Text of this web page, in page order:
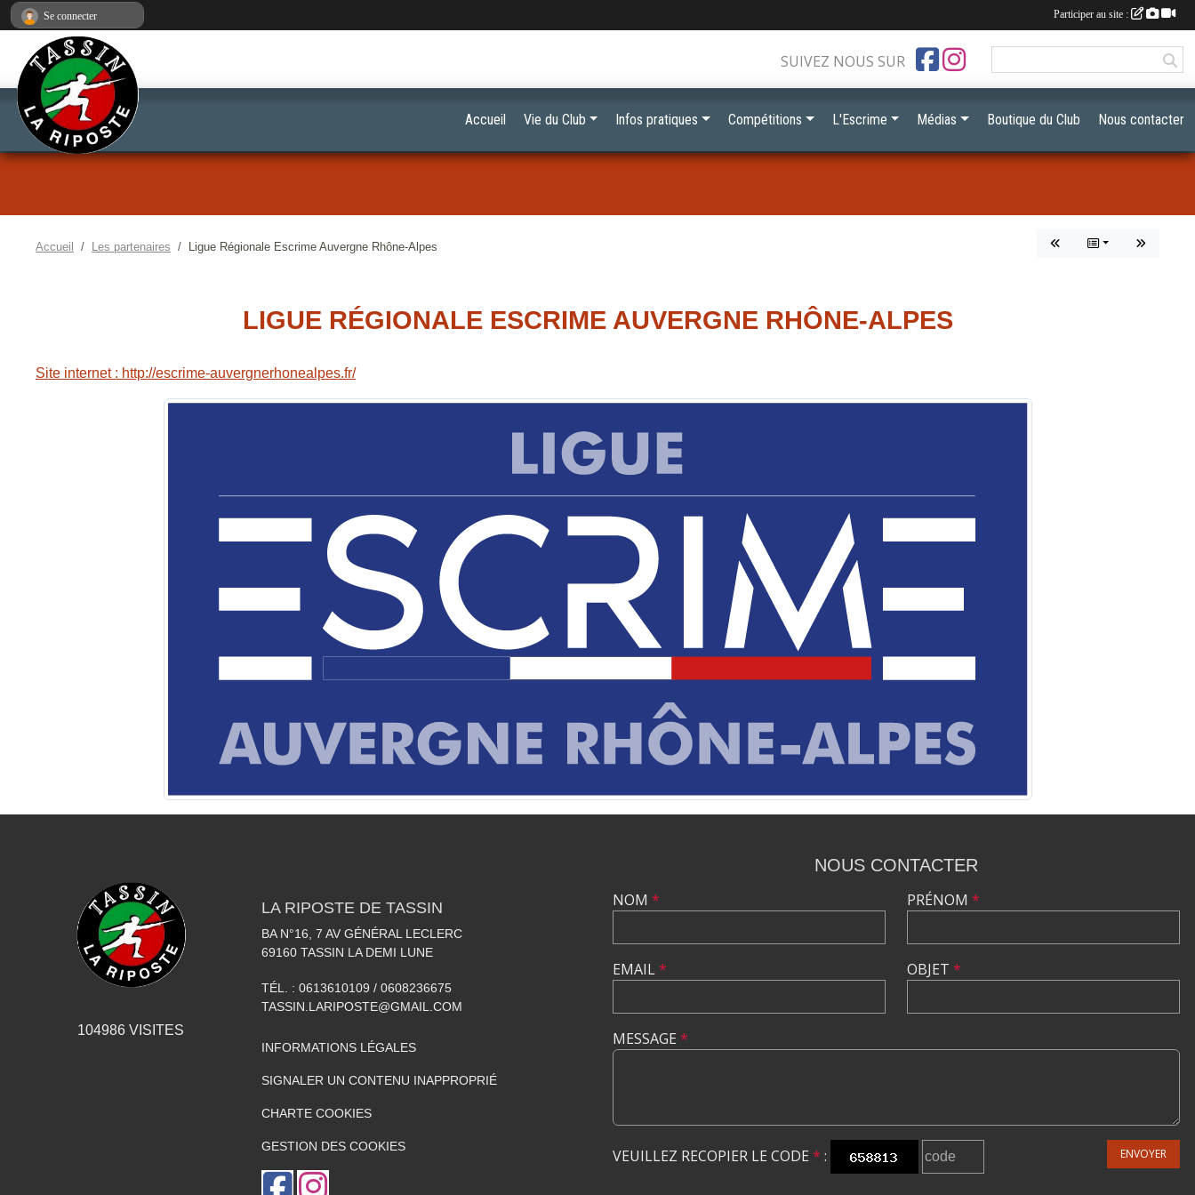
Accueil Les partenaires Ligue Régionale Escrime Auvergne Rhône-Alpes
LIGUE RÉGIONALE ESCRIME AUVERGNE RHÔNE-ALPES
Site internet : http://escrime-auvergnerhonealpes.fr/
SUIVEZ NOUS SUR
Accueil Vie du Club Infos pratiques Compétitions L'Escrime Médias Boutique du Club Nous contacter
104986 VISITES
LA RIPOSTE DE TASSIN
BA N°16, 7 AV GÉNÉRAL LECLERC
69160 TASSIN LA DEMI LUNE
TÉL. : 0613610109 / 0608236675
TASSIN.LARIPOSTE@GMAIL.COM
INFORMATIONS LÉGALES
SIGNALER UN CONTENU INAPPROPRIÉ
CHARTE COOKIES
GESTION DES COOKIES
NOUS CONTACTER
NOM *
EMAIL*
PRÉNOM *
OBJET *
MESSAGE *
VEUILLEZ RECOPIER LE CODE * : ENVOYER
Se connecter Participer au site :
Panneau de gestion des cookies